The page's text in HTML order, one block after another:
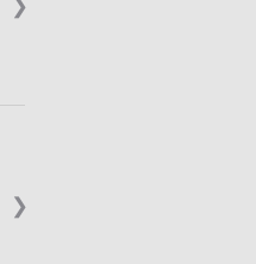
❯
❯